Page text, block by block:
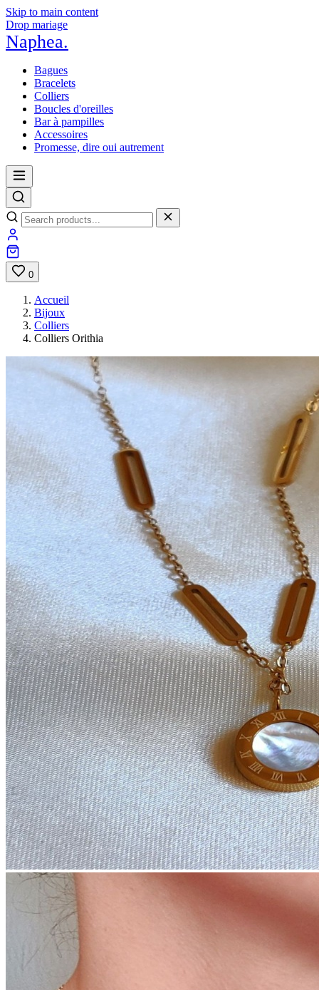
Skip to main content
Drop mariage
Naphea.
Bagues
Bracelets
Colliers
Boucles d'oreilles
Bar à pampilles
Accessoires
Promesse, dire oui autrement
0
Accueil
Bijoux
Colliers
Colliers Orithia